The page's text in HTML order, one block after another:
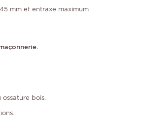
mm et entraxe maximum
ossature bois.